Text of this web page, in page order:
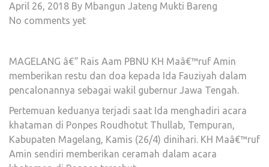
April 26, 2018 By Mbangun Jateng Mukti Bareng
No comments yet
MAGELANG â€“ Rais Aam PBNU KH Maâ€™ruf Amin
memberikan restu dan doa kepada Ida Fauziyah dalam
pencalonannya sebagai wakil gubernur Jawa Tengah.
Pertemuan keduanya terjadi saat Ida menghadiri acara
khataman di Ponpes Roudhotut Thullab, Tempuran,
Kabupaten Magelang, Kamis (26/4) dinihari. KH Maâ€™ruf
Amin sendiri memberikan ceramah dalam acara